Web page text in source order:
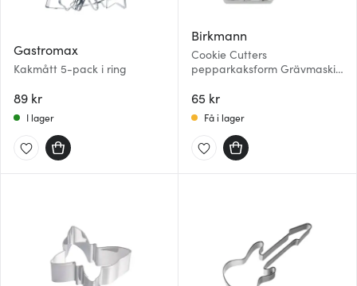
Gastromax
Kakmått 5-pack i ring
89 kr
I lager
Birkmann
Cookie Cutters
pepparkaksform Grävmaskin
65 kr
Få i lager